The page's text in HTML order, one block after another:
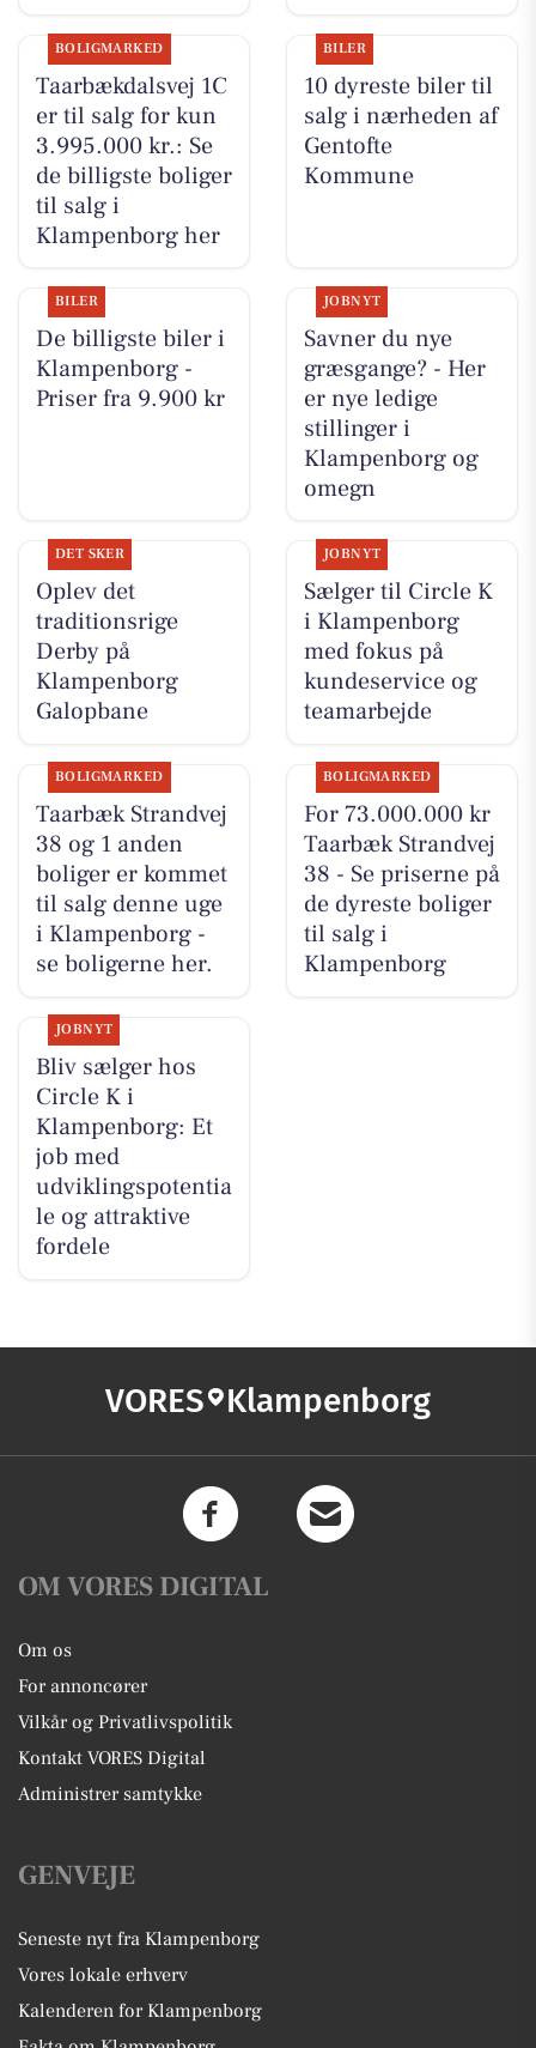
BOLIGMARKED
Taarbækdalsvej 1C
er til salg for kun
3.995.000 kr.: Se
de billigste boliger
til salg i
Klampenborg her
BILER
10 dyreste biler til
salg i nærheden af
Gentofte
Kommune
BILER
De billigste biler i
Klampenborg -
Priser fra 9.900 kr
JOBNYT
Savner du nye
græsgange? - Her
er nye ledige
stillinger i
Klampenborg og
omegn
DET SKER
Oplev det
traditionsrige
Derby på
Klampenborg
Galopbane
JOBNYT
Sælger til Circle K
i Klampenborg
med fokus på
kundeservice og
teamarbejde
BOLIGMARKED
Taarbæk Strandvej
38 og 1 anden
boliger er kommet
til salg denne uge
i Klampenborg -
se boligerne her.
BOLIGMARKED
For 73.000.000 kr
Taarbæk Strandvej
38 - Se priserne på
de dyreste boliger
til salg i
Klampenborg
JOBNYT
Bliv sælger hos
Circle K i
Klampenborg: Et
job med
udviklingspotentia
le og attraktive
fordele
VORES Klampenborg
OM VORES DIGITAL
Om os
For annoncører
Vilkår og Privatlivspolitik
Kontakt VORES Digital
Administrer samtykke
GENVEJE
Seneste nyt fra Klampenborg
Vores lokale erhverv
Kalenderen for Klampenborg